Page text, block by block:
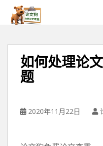
如何处理论
题
2020年11月22日